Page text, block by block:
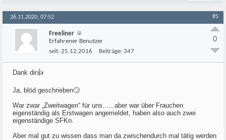
26.11.2020, 07:52 #5
Freeliner
Erfahrener Benutzer
seit: 25.12.2016 Beiträge: 347
0
Dank dir👍
Ja, blöd geschrieben🙄
War zwar „Zweitwagen“ für uns......aber war über Frauchen
eigenständig als Erstwagen angemeldet, haben also auch zwei
eigenständige SFKn.
Aber mal gut zu wissen dass man da zwischendurch mal tätig werden